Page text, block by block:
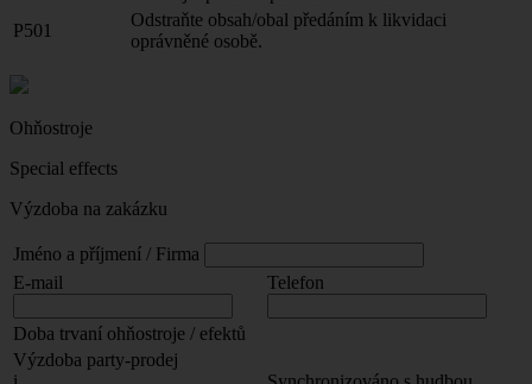
P501
Odstraňte obsah/obal předáním k likvidaci
oprávněné osobě.
Ohňostroje
Special effects
Výzdoba na zakázku
Jméno a příjmení / Firma
E-mail
Telefon
Doba trvaní ohňostroje / efektů
Výzdoba party-prodej